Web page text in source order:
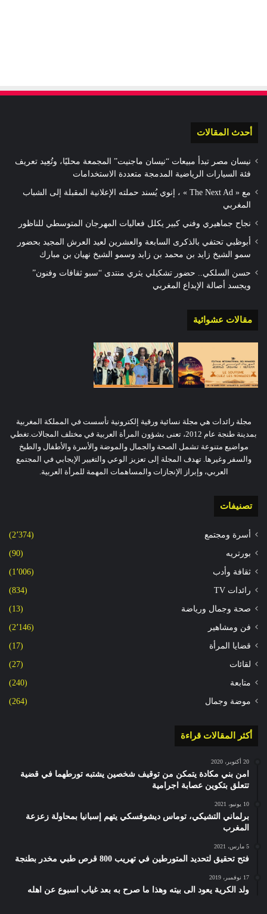
أحدث المقالات
نيسان مصر تبدأ مبيعات “نيسان ماجنيت” المجمعة محليًا، وتُعِيد تعريف
فئة السيارات الرياضية المدمجة متعددة الاستخدامات
مع « The Next Ad » ، إنوي يُسند حملته الإعلانية المقبلة إلى الشباب
المغربي
نجاح جماهيري وفني كبير يكلل فعاليات المهرجان المتوسطي للناظور
أبوظبي تحتفي بالذكرى السابعة والعشرين لعيد العرش المجيد بحضور
سمو الشيخ زايد بن محمد بن زايد وسمو الشيخ نهيان بن مبارك
حسن السلكي.. حضور تشكيلي يثري منتدى “سبو ثقافات وفنون”
ويجسد أصالة الإبداع المغربي
مقالات عشوائية
مجلة رائدات هي مجلة نسائية ورقية إلكترونية تأسست في المملكة المغربية
بمدينة طنجة عام 2012، تعنى بشؤون المرأة العربية في مختلف المجالات.تغطي
مواضيع متنوعة تشمل الصحة والجمال والموضة والأسرة والأطفال والطبخ
والسفر وغيرها. تهدف المجلة إلى تعزيز الوعي والتغيير الإيجابي في المجتمع
العربي، وإبراز الإنجازات والمساهمات المهمة للمرأة العربية.
تصنيفات
أسرة ومجتمع (2٬374)
بورتريه (90)
ثقافة وأدب (1٬006)
رائدات TV (834)
صحة وجمال ورياضة (13)
فن ومشاهير (2٬146)
قضايا المرأة (17)
لقائات (27)
متابعة (240)
موضة وجمال (264)
أكثر المقالات قراءة
20 أكتوبر، 2020
امن بني مكادة يتمكن من توقيف شخصين يشتبه تورطهما في قضية
تتعلق بتكوين عصابة اجرامية
10 يونيو، 2021
برلماني التشيكي، توماس ديشوفسكي يتهم إسبانيا بمحاولة زعزعة
المغرب
5 مارس، 2021
فتح تحقيق لتحديد المتورطين في تهريب 800 قرص طبي مخدر بطنجة
17 نوفمبر، 2019
ولد الكرية يعود الى بيته وهذا ما صرح به بعد غياب اسبوع عن اهله